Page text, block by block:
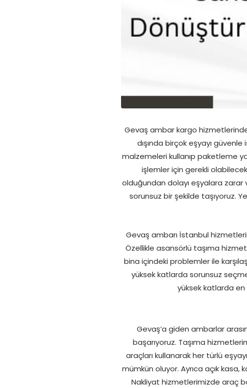
Gevaş ambar kargo hizmetlerinde
dışında birçok eşyayı
malzemeleri kullanıp paketleme
işlemler için gerekli
olduğundan dolayı eşyalara zarar
sorunsuz bir şekilde taşıyoruz.
Gevaş ambarı İstanbul
Özellikle asansörlü taşıma
bina içindeki problemler ile
yüksek katlarda sorunsuz
yüksek katlarda
Gevaş’a giden ambarlar
başarıyoruz. Taşıma
araçları kullanarak her türlü
mümkün oluyor. Ayrıca açık
Nakliyat hizmetlerimizde araç